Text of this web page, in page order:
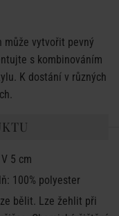
může vytvořit pevný
s kombinováním
K dostání v různých
5 cm
100% polyester
bělit. Lze žehlit při